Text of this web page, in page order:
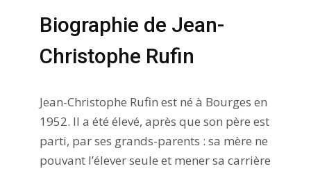
Biographie de Jean-
Christophe Rufin
Jean-Christophe Rufin est né à Bourges en
1952. Il a été élevé, après que son père est
parti, par ses grands-parents : sa mère ne
pouvant l’élever seule et mener sa carrière